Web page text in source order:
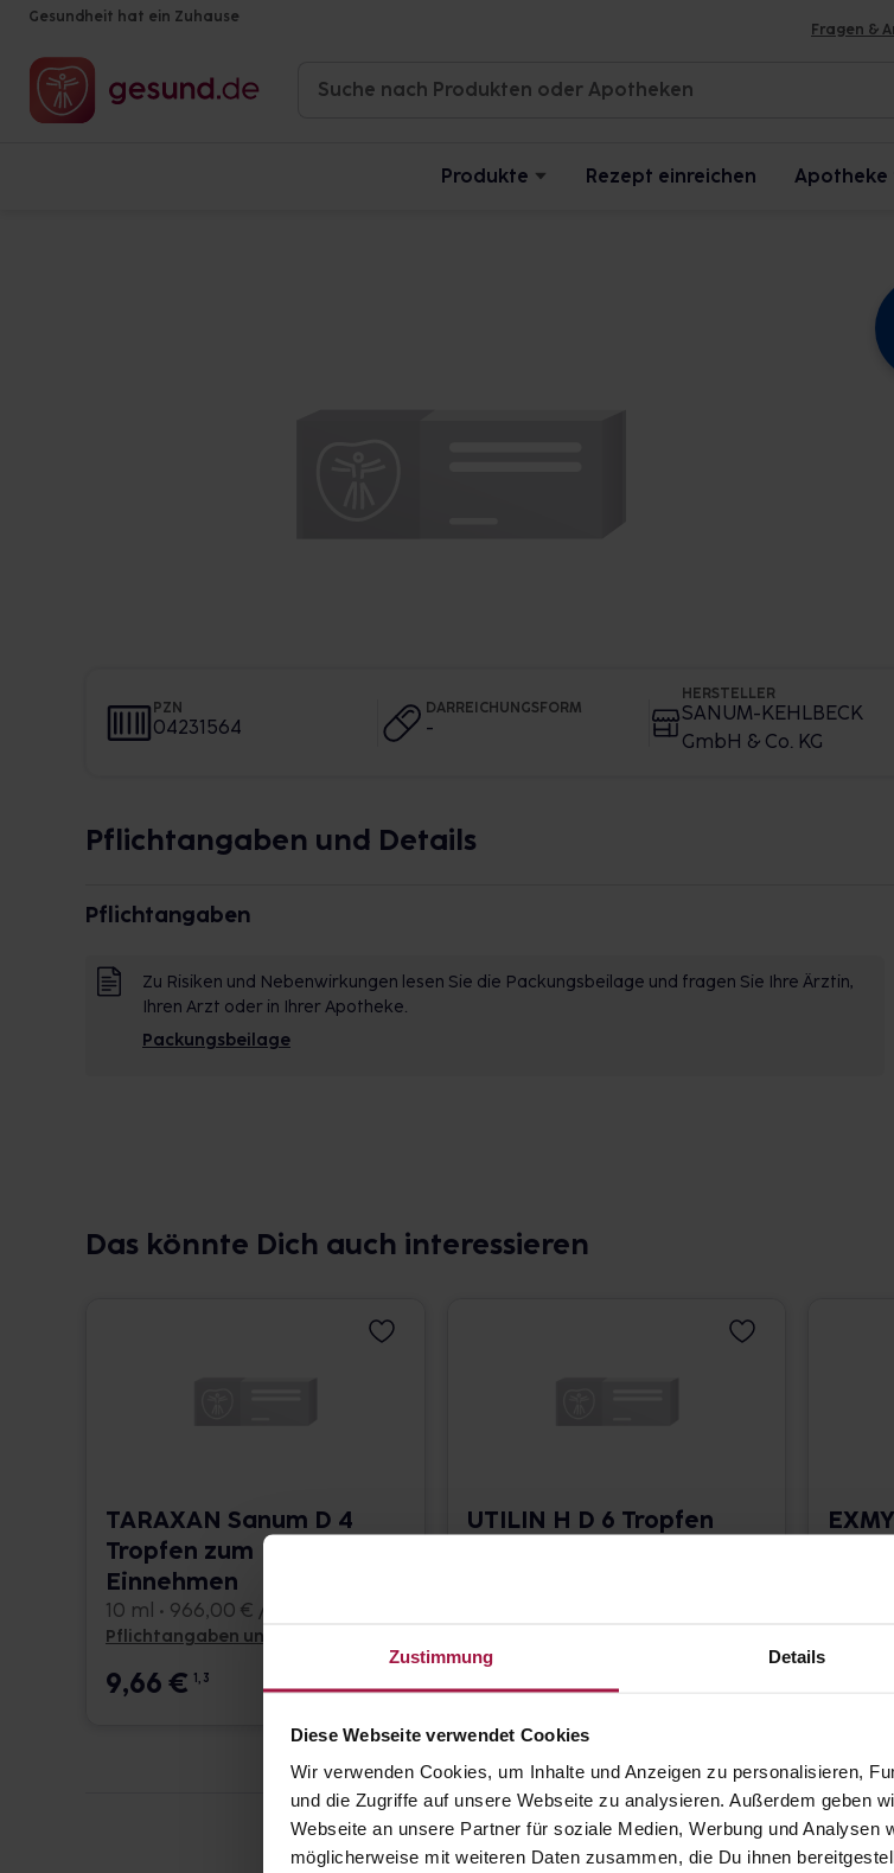
Zustimmung Details
Diese Webseite verwendet Cookies
Wir verwenden Cookies, um Inhalte und Anzeigen zu personalisieren,
und die Zugriffe auf unsere Webseite zu analysieren. Außerdem geben
Webseite an unsere Partner für soziale Medien, Werbung und Analysen
möglicherweise mit weiteren Daten zusammen, die Du ihnen
Gesundheit hat ein Zuhause
Fragen &
Produkte Rezept einreichen Apotheke
PZN
04231564
DARREICHUNGSFORM
-
HERSTELLER
SANUM-KEHLBECK
GmbH & Co. KG
Pflichtangaben und Details
Pflichtangaben
Zu Risiken und Nebenwirkungen lesen Sie die Packungsbeilage und fragen Sie Ihre Ärztin,
Ihren Arzt oder in Ihrer Apotheke.
Packungsbeilage
Das könnte Dich auch interessieren
TARAXAN Sanum D 4
Tropfen zum
Einnehmen
10 ml • 966,00 € / l
Pflichtangaben und Details
9,66€ 1, 3
UTILIN H D 6 Tropfen
14,71€